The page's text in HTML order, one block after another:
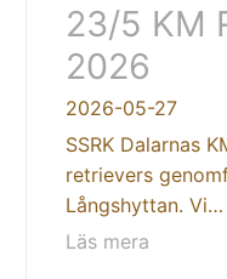
23/5 KM
2026
2026-05-27
SSRK Dalarnas
retrievers
Långshyttan. Vi…
Läs mera